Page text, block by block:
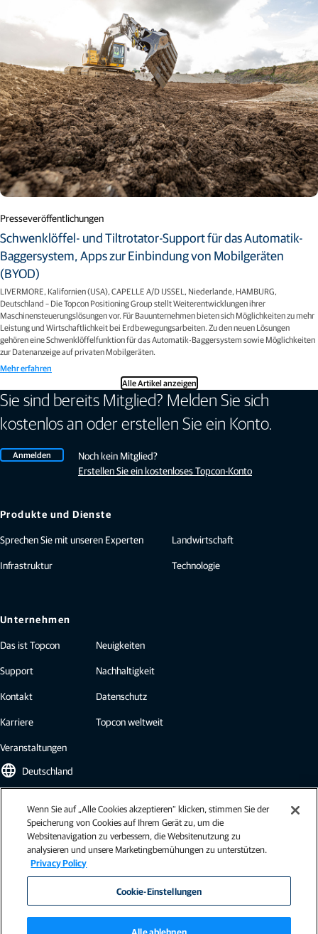
Presseveröffentlichungen
Schwenklöffel- und Tiltrotator-Support für das Automatik-
Baggersystem, Apps zur Einbindung von Mobilgeräten
(BYOD)
LIVERMORE, Kalifornien (USA), CAPELLE A/D IJSSEL, Niederlande, HAMBURG,
Deutschland – Die Topcon Positioning Group stellt Weiterentwicklungen ihrer
Maschinensteuerungslösungen vor. Für Bauunternehmen bieten sich Möglichkeiten zu mehr
Leistung und Wirtschaftlichkeit bei Erdbewegungsarbeiten. Zu den neuen Lösungen
gehören eine Schwenklöffelfunktion für das Automatik-Baggersystem sowie Möglichkeiten
zur Datenanzeige auf privaten Mobilgeräten.
Mehr erfahren
Alle Artikel anzeigen
Sie sind bereits Mitglied? Melden Sie sich
kostenlos an oder erstellen Sie ein Konto.
Anmelden
Noch kein Mitglied?
Erstellen Sie ein kostenloses Topcon-Konto
Produkte und Dienste
Sprechen Sie mit unseren Experten
Infrastruktur
Landwirtschaft
Technologie
Unternehmen
Das ist Topcon
Support
Kontakt
Karriere
Veranstaltungen
Neuigkeiten
Nachhaltigkeit
Datenschutz
Topcon weltweit
language Deutschland
Topcon Newsletter
Abonnieren Sie den Topcon Newsletter und erhalten Sie die neuesten
Brancheninformationen, Fallstudien, Pressemitteilungen und mehr.
Newsletter abonnieren
Wenn Sie auf „Alle Cookies akzeptieren“ klicken, stimmen Sie der
Speicherung von Cookies auf Ihrem Gerät zu, um die
Websitenavigation zu verbessern, die Websitenutzung zu
analysieren und unsere Marketingbemühungen zu unterstützen.
Privacy Policy
Cookie-Einstellungen
Alle ablehnen